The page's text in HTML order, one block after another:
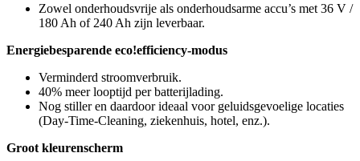
Zowel onderhoudsvrije als onderhoudsarme accu’s met 36 V /
180 Ah of 240 Ah zijn leverbaar.
Energiebesparende eco!efficiency-modus
Verminderd stroomverbruik.
40% meer looptijd per batterijlading.
Nog stiller en daardoor ideaal voor geluidsgevoelige locaties
(Day-Time-Cleaning, ziekenhuis, hotel, enz.).
Groot kleurenscherm